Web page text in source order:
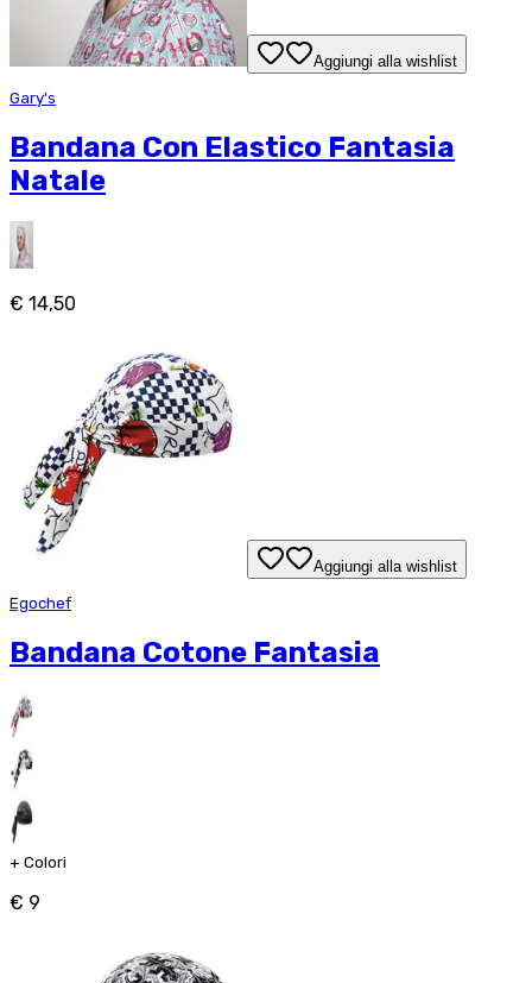
Aggiungi alla wishlist
Gary's
Bandana Con Elastico Fantasia
Natale
€ 14,50
Aggiungi alla wishlist
Egochef
Bandana Cotone Fantasia
+ Colori
€ 9